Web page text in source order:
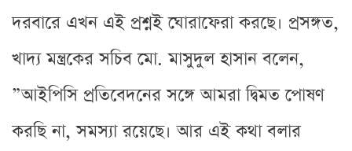
দরবারে এখন এই প্রশ্নই ঘোরাফেরা করছে। প্রসঙ্গত,
খাদ্য মন্ত্রকের সচিব মো. মাসুদুল হাসান বলেন,
”আইপিসি প্রতিবেদনের সঙ্গে আমরা দ্বিমত পোষণ
করছি না, সমস্যা রয়েছে। আর এই কথা বলার